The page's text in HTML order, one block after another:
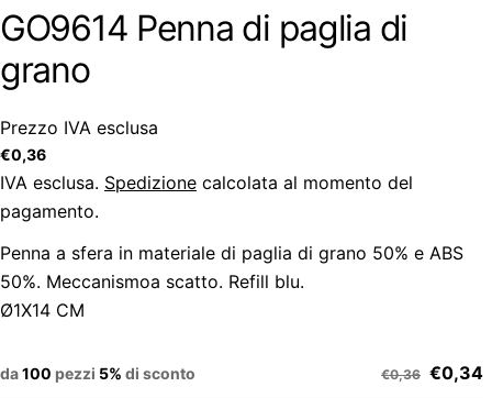
GO9614 Penna di paglia di
grano
Prezzo IVA esclusa
Prezzo
regolare
€0,36
IVA esclusa. Spedizione calcolata al momento del
pagamento.
Penna a sfera in materiale di paglia di grano 50% e ABS
50%. Meccanismoa scatto. Refill blu.
Ø1X14 CM
da100 pezzi 5% di sconto €0,36 €0,34